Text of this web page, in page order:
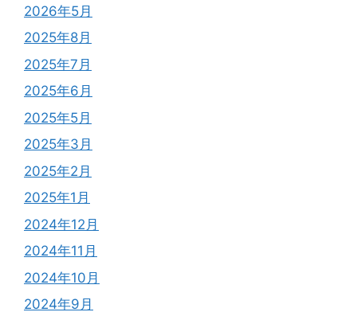
2026年5月
2025年8月
2025年7月
2025年6月
2025年5月
2025年3月
2025年2月
2025年1月
2024年12月
2024年11月
2024年10月
2024年9月